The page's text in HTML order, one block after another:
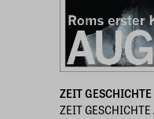
ZEIT GESCHICHTE
ZEIT